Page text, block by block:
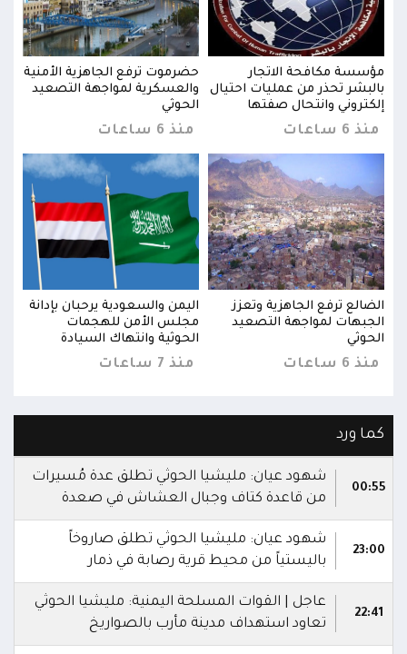
مؤسسة مكافحة الاتجار
بالبشر تحذر من عمليات احتيال
إلكتروني وانتحال صفتها
منذ 6 ساعات
حضرموت ترفع الجاهزية الأمنية
والعسكرية لمواجهة التصعيد
الحوثي
منذ 6 ساعات
الضالع ترفع الجاهزية وتعزز
الجبهات لمواجهة التصعيد
الحوثي
منذ 6 ساعات
اليمن والسعودية يرحبان بإدانة
مجلس الأمن للهجمات
الحوثية وانتهاك السيادة
منذ 7 ساعات
كما ورد
00:55
شهود عيان: مليشيا الحوثي تطلق عدة مُسيرات
من قاعدة كتاف وجبال العشاش في صعدة
23:00
شهود عيان: مليشيا الحوثي تطلق صاروخاً
باليستياً من محيط قرية رصابة في ذمار
22:41
عاجل | القوات المسلحة اليمنية: مليشيا الحوثي
تعاود استهداف مدينة مأرب بالصواريخ